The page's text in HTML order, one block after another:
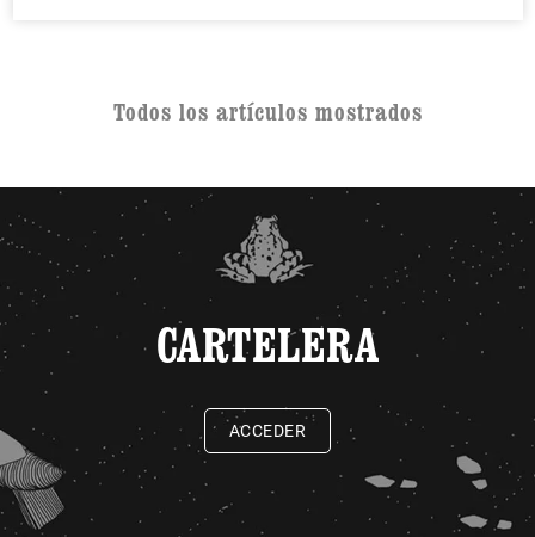
Todos los artículos mostrados
CARTELERA
ACCEDER